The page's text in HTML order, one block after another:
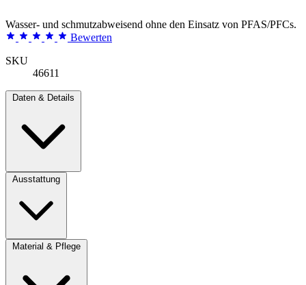
Wasser- und schmutzabweisend ohne den Einsatz von PFAS/PFCs.
Bewerten
SKU
46611
Daten & Details
Ausstattung
Material & Pflege